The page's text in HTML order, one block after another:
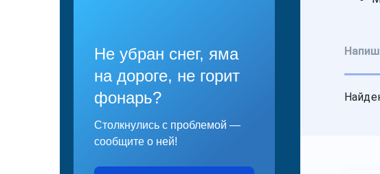
Не убран снег, яма
на дороге, не горит
фонарь?
Столкнулись с проблемой —
сообщите о ней!